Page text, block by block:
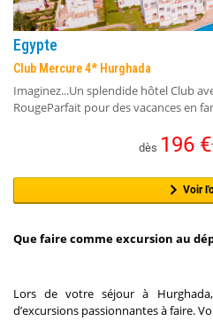
Egypte
Club Mercure 4* Hurghada
Imaginez...Un splendide hôtel Club
RougeParfait pour des vacances en
dès 196€
Voir
Que faire comme excursion au
Lors de votre séjour à
d’excursions passionnantes à faire.